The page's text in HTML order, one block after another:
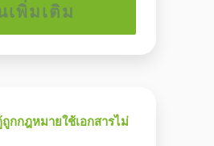
เพิ่มเติม
กกฎหมายใช้เอกสารไม่